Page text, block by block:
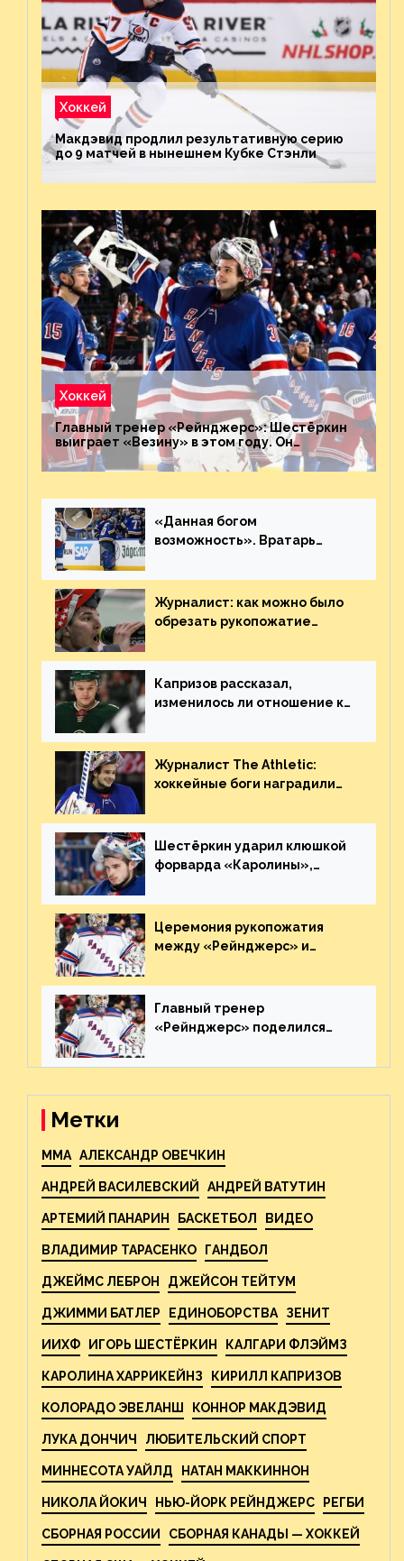
Хоккей
Макдэвид продлил результативную серию
до 9 матчей в нынешнем Кубке Стэнли
Хоккей
Главный тренер «Рейнджерс»: Шестёркин
выиграет «Везину» в этом году. Он
невероятен
«Данная богом
возможность». Вратарь
броске бутылкой в Кадри
Журналист: как можно было
обрезать рукопожатие
Плохая работа, ESPN
Капризов рассказал,
изменилось ли отношение к
Украине
Журналист The Athletic:
хоккейные боги наградили
великолепную игру
Шестёркин ударил клюшкой
форварда «Каролины»,
пятаке. Видео
Церемония рукопожатия
между «Рейнджерс» и
матча плей-офф. Видео
Главный тренер
«Рейнджерс» поделился
предстоящего финала
Метки
MMA АЛЕКСАНДР ОВЕЧКИН
АНДРЕЙ ВАСИЛЕВСКИЙ АНДРЕЙ ВАТУТИН
АРТЕМИЙ ПАНАРИН БАСКЕТБОЛ ВИДЕО
ВЛАДИМИР ТАРАСЕНКО ГАНДБОЛ
ДЖЕЙМС ЛЕБРОН ДЖЕЙСОН ТЕЙТУМ
ДЖИММИ БАТЛЕР ЕДИНОБОРСТВА ЗЕНИТ
ИИХФ ИГОРЬ ШЕСТЁРКИН КАЛГАРИ ФЛЭЙМЗ
КАРОЛИНА ХАРРИКЕЙНЗ КИРИЛЛ КАПРИЗОВ
КОЛОРАДО ЭВЕЛАНШ КОННОР МАКДЭВИД
ЛУКА ДОНЧИЧ ЛЮБИТЕЛЬСКИЙ СПОРТ
МИННЕСОТА УАЙЛД НАТАН МАККИННОН
НИКОЛА ЙОКИЧ НЬЮ-ЙОРК РЕЙНДЖЕРС РЕГБИ
СБОРНАЯ РОССИИ СБОРНАЯ КАНАДЫ — ХОККЕЙ